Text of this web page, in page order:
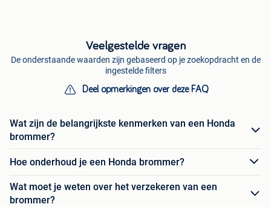
Veelgestelde vragen
De onderstaande waarden zijn gebaseerd op je zoekopdracht en de
ingestelde filters
Deel opmerkingen over deze FAQ
Wat zijn de belangrijkste kenmerken van een Honda
brommer?
Hoe onderhoud je een Honda brommer?
Wat moet je weten over het verzekeren van een
brommer?